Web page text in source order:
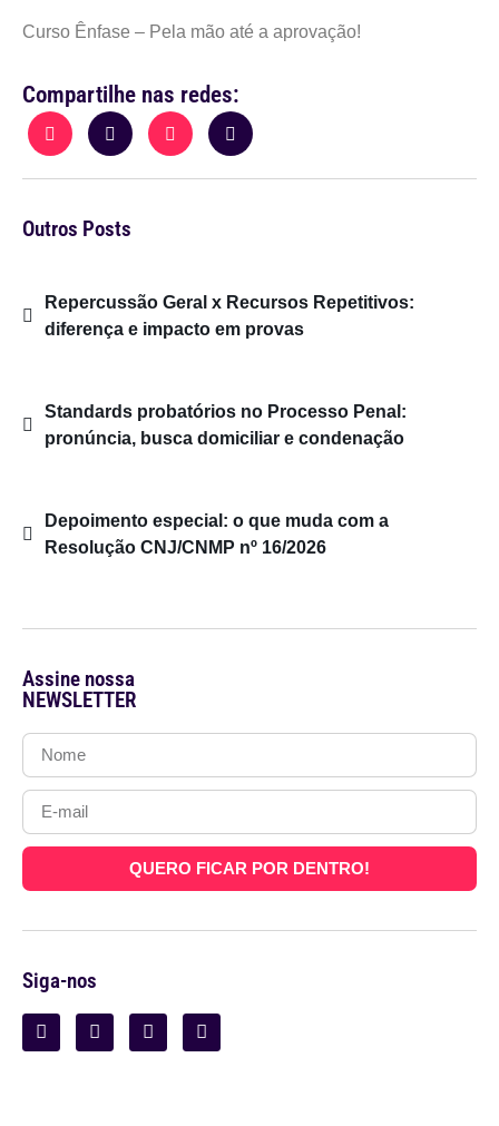
Curso Ênfase – Pela mão até a aprovação!
Compartilhe nas redes:
Outros Posts
Repercussão Geral x Recursos Repetitivos:
diferença e impacto em provas
Standards probatórios no Processo Penal:
pronúncia, busca domiciliar e condenação
Depoimento especial: o que muda com a
Resolução CNJ/CNMP nº 16/2026
Assine nossa
NEWSLETTER
QUERO FICAR POR DENTRO!
Siga-nos